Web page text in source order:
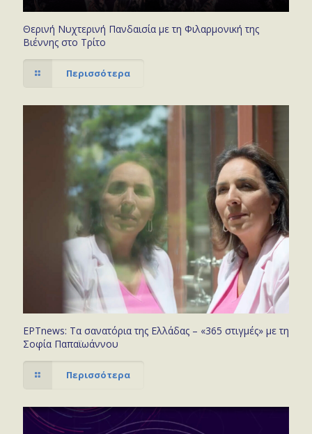
Θερινή Νυχτερινή Πανδαισία με τη Φιλαρμονική της
Βιέννης στο Τρίτο
Περισσότερα
ΕΡΤnews: Τα σανατόρια της Ελλάδας – «365 στιγμές» με τη
Σοφία Παπαϊωάννου
Περισσότερα